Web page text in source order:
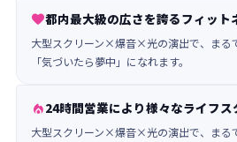
都内最大級の広さを誇るフィット
大型スクリーン×爆音×光の演出で、まる
「気づいたら夢中」になれます。
24時間営業により様々なライフ
大型スクリーン×爆音×光の演出で、まる